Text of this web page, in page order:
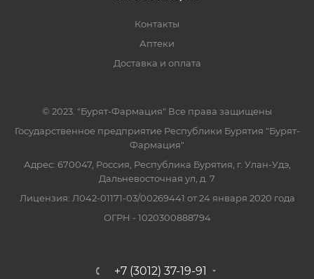
Контакты
Аптеки
Доставка и оплата
© 2023. "Бурят-Фармация" Все права защищены
Государственное предприятие Республики Бурятия "Бурят-
Фармация"
Адрес: 670047, Россия, Республика Бурятия, г. Улан-Удэ,
Дальневосточная ул, д. 7
Лицензия: Л042-01171-03/00269441 от 24 января 2020 года
ОГРН - 1020300888794
+7 (3012) 37-19-91